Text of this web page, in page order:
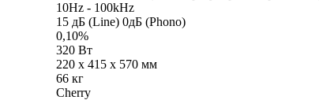
10Hz - 100kHz
15 дБ (Line) 0дБ (Phono)
0,10%
320 Вт
220 x 415 х 570 мм
66 кг
Cherry